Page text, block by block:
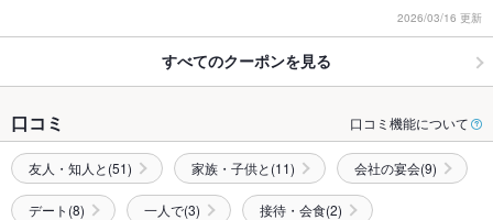
2026/03/16 更新
すべてのクーポンを見る
口コミ 口コミ機能について
友人・知人と(51) 家族・子供と(11) 会社の宴会(9)
デート(8) 一人で(3) 接待・会食(2)